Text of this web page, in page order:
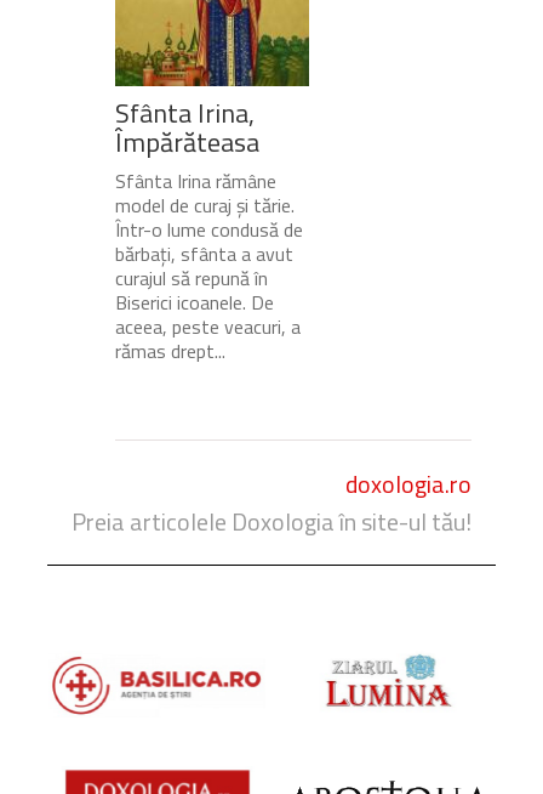
Sfânta Irina,
Împărăteasa
Sfânta Irina rămâne
model de curaj și tărie.
Într-o lume condusă de
bărbați, sfânta a avut
curajul să repună în
Biserici icoanele. De
aceea, peste veacuri, a
rămas drept...
doxologia.ro
Preia articolele Doxologia în site-ul tău!